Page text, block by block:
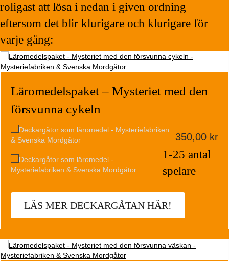
roligast att lösa i nedan i given ordning
eftersom det blir klurigare och klurigare för
varje gång:
Läromedelspaket – Mysteriet med den
försvunna cykeln
350,00 kr
1-25 antal
spelare
LÄS MER DECKARGÅTAN HÄR!